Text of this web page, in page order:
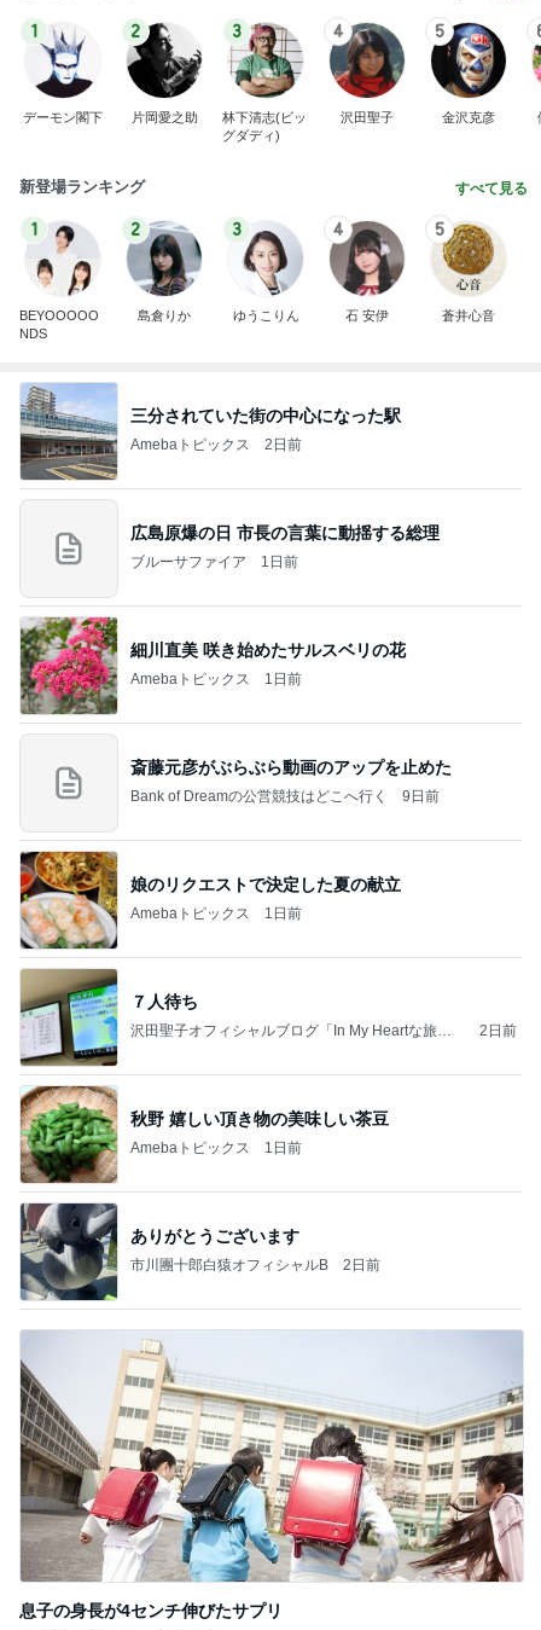
1
デーモン閣下
2
片岡愛之助
3
林下清志(ビッ
グダディ)
4
沢田聖子
5
金沢克彦
新登場ランキング すべて見る
1
BEYOOOOO
NDS
2
島倉りか
3
ゆうこりん
4
石 安伊
5
蒼井心音
三分されていた街の中心になった駅
Amebaトピックス 2日前
広島原爆の日 市長の言葉に動揺する総理
ブルーサファイア 1日前
細川直美 咲き始めたサルスベリの花
Amebaトピックス 1日前
斎藤元彦がぶらぶら動画のアップを止めた
Bank of Dreamの公営競技はどこへ行く 9日前
娘のリクエストで決定した夏の献立
Amebaトピックス 1日前
７人待ち
沢田聖子オフィシャルブログ「In My Heartな旅日
2日前
秋野 嬉しい頂き物の美味しい茶豆
Amebaトピックス 1日前
ありがとうございます
市川團十郎白猿オフィシャルB 2日前
息子の身長が4センチ伸びたサプリ